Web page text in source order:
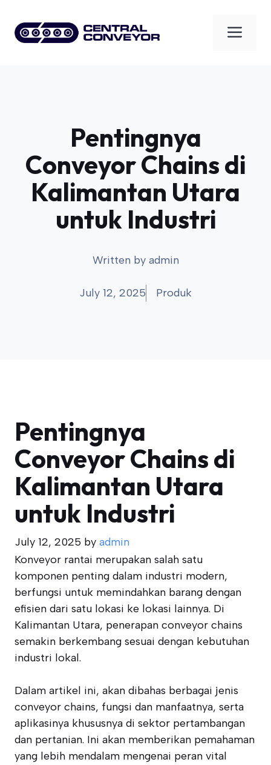
content
Pentingnya
Conveyor Chains di
Kalimantan Utara
untuk Industri
Written by admin
July 12, 2025 Produk
Pentingnya
Conveyor Chains di
Kalimantan Utara
untuk Industri
July 12, 2025 by admin
Konveyor rantai merupakan salah satu
komponen penting dalam industri modern,
berfungsi untuk memindahkan barang dengan
efisien dari satu lokasi ke lokasi lainnya. Di
Kalimantan Utara, penerapan conveyor chains
semakin berkembang sesuai dengan kebutuhan
industri lokal.
Dalam artikel ini, akan dibahas berbagai jenis
conveyor chains, fungsi dan manfaatnya, serta
aplikasinya khususnya di sektor pertambangan
dan pertanian. Ini akan memberikan pemahaman
yang lebih mendalam mengenai peran vital